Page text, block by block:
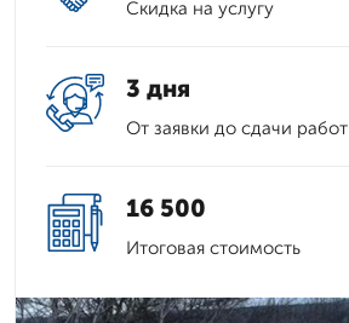
Скидка на услугу
3 дня
От заявки до сдачи работ
16 500
Итоговая стоимость